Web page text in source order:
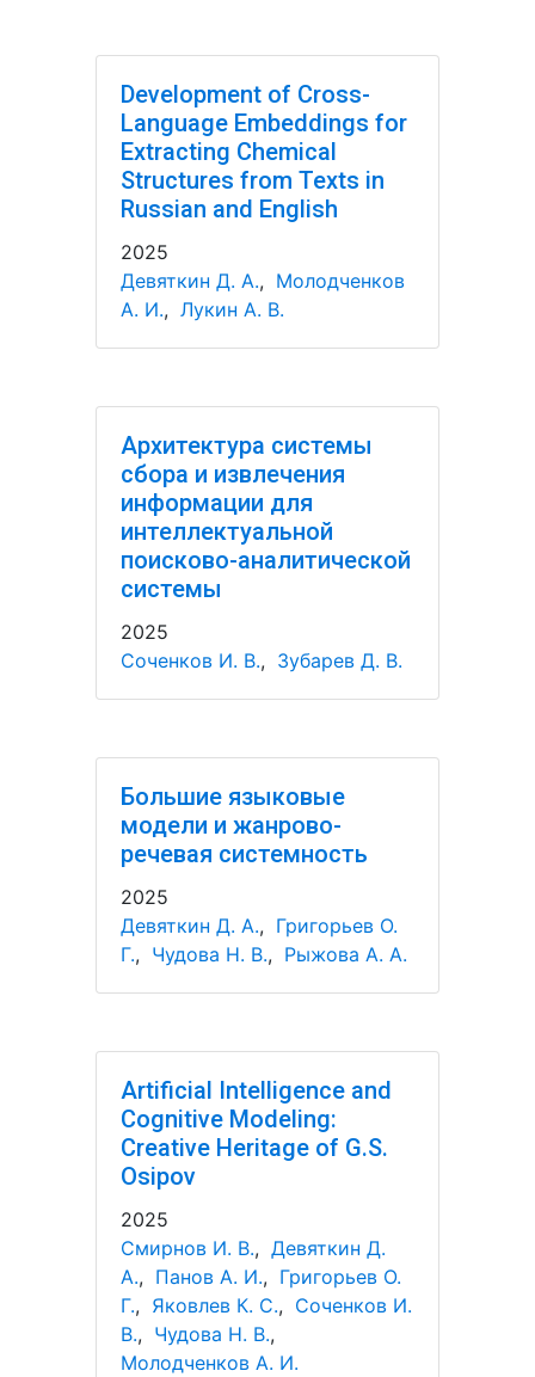
Development of Cross-
Language Embeddings for
Extracting Chemical
Structures from Texts in
Russian and English
2025
Девяткин Д. А., Молодченков
А. И., Лукин А. В.
Архитектура системы
сбора и извлечения
информации для
интеллектуальной
поисково-аналитической
системы
2025
Соченков И. В., Зубарев Д. В.
Большие языковые
модели и жанрово-
речевая системность
2025
Девяткин Д. А., Григорьев О.
Г., Чудова Н. В., Рыжова А. А.
Artificial Intelligence and
Cognitive Modeling:
Creative Heritage of G.S.
Osipov
2025
Смирнов И. В., Девяткин Д.
А., Панов А. И., Григорьев О.
Г., Яковлев К. С., Соченков И.
В., Чудова Н. В.,
Молодченков А. И.